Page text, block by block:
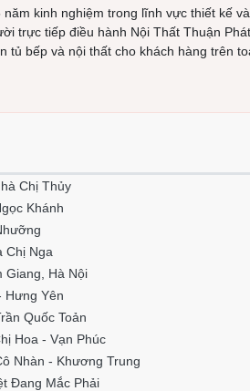
kinh nghiệm trong lĩnh vực thiết kế
trực tiếp điều hành Nội Thất Thuận
tủ bếp và nội thất cho khách hàng trên
Chị Thủy
Khánh
Chị Nga
Giang, Hà Nội
Hưng Yên
Quốc Toản
Hoa - Vạn Phúc
Nhàn - Khương Trung
Đang Mắc Phải